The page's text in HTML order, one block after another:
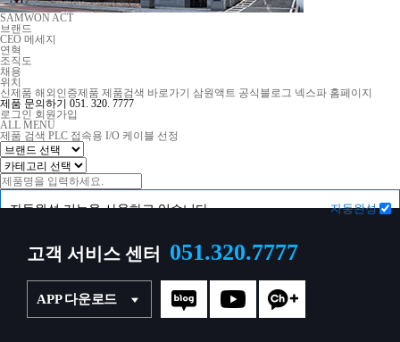
SAMWON ACT
브랜드
CEO 메세지
연혁
조직도
채용
위치
신제품 해외인증제품 제품검색 바로가기 삼원액트 공식블로그 넥스파 홈페이지
제품 문의하기 051. 320. 7777
로그인 회원가입
ALL MENU
제품 검색 PLC 접속용 I/O 케이블 선정
자동완성 기능을 사용하고 있습니다. 자동완성
고객 서비스 센터 051.320.7777
APP 다운로드